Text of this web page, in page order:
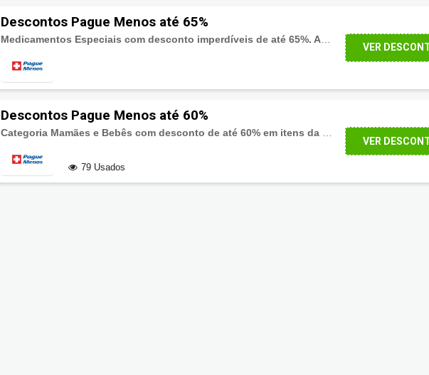
Descontos Pague Menos até 65%
VER
Descontos Pague Menos até 60%
79 Usados
VER